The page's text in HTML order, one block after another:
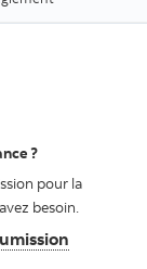
?
pour la
besoin.
Ouvre la